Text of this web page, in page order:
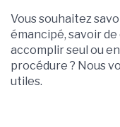
Vous souhaitez
émancipé, savoir
accomplir seul ou
procédure ? Nous
utiles.